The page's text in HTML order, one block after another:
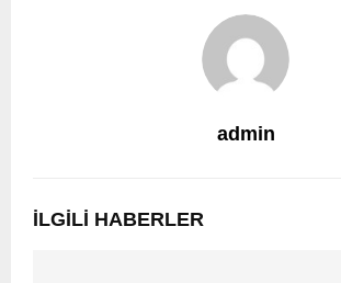
admin
İLGILI HABERLER